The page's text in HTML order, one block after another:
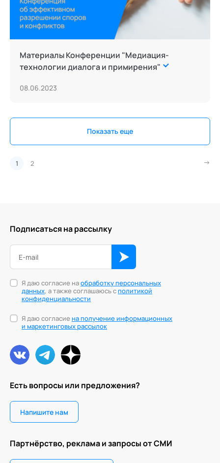
Материалы Конференции "Медиация-
технологии диалога и примирения"
08.06.2023
Показать еще
1 2
Есть вопросы или предложения?
Напишите нам
Партнёрство, реклама и запросы от СМИ
Подписаться на рассылку
Я даю согласие наобработку персональных
данных, а также соглашаюсь сполитикой
конфиденциальности
Я даю согласие на получение информационных
и маркетинговых рассылок